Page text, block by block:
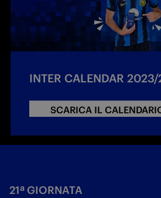
INTER CALENDAR
SCARICA IL
21ª GIORNATA